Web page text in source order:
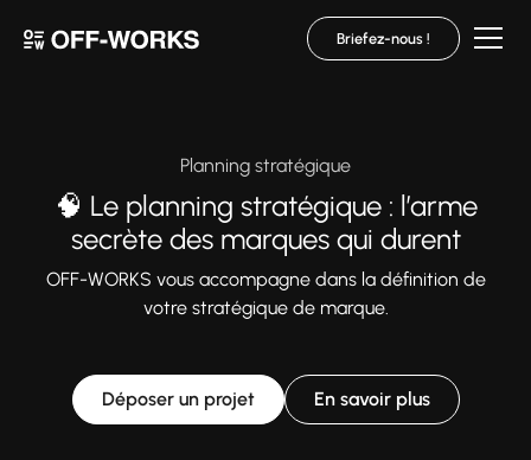
Briefez-nous !
Planning stratégique
🧠 Le planning stratégique : l’arme
secrète des marques qui durent
OFF-WORKS vous accompagne dans la définition de
votre stratégique de marque.
Déposer un projet En savoir plus